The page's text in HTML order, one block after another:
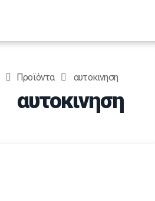
Προϊόντα αυτοκινηση
αυτοκινηση